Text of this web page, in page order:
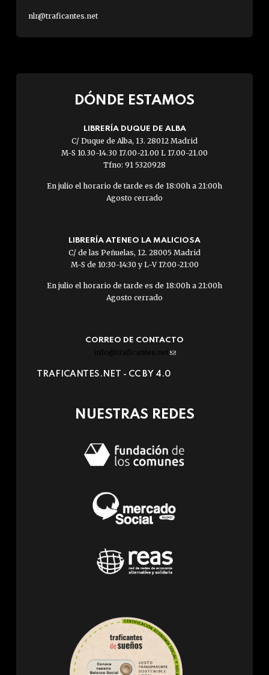
nlr@traficantes.net
DÓNDE ESTAMOS
LIBRERÍA DUQUE DE ALBA
C/ Duque de Alba, 13. 28012 Madrid
M-S 10.30-14.30 17.00-21.00 L 17.00-21.00
Tfno: 91 5320928
En julio el horario de tarde es de 18:00h a 21:00h
Agosto cerrado
LIBRERÍA ATENEO LA MALICIOSA
C/ de las Peñuelas, 12. 28005 Madrid
M-S de 10:30-14:30 y L-V 17:00-21:00
En julio el horario de tarde es de 18:00h a 21:00h
Agosto cerrado
CORREO DE CONTACTO
info@traficantes.net (link
e-
TRAFICANTES.NET - CC BY 4.0
NUESTRAS REDES